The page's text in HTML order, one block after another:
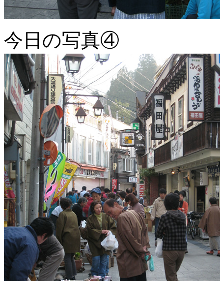
今日の写真④